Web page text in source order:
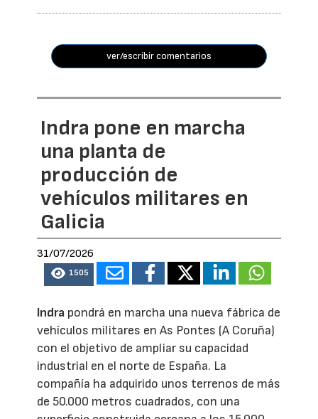
ver/escribir comentarios
Indra pone en marcha
una planta de
producción de
vehículos militares en
Galicia
31/07/2026
1505
Indra pondrá en marcha una nueva fábrica de
vehículos militares en As Pontes (A Coruña)
con el objetivo de ampliar su capacidad
industrial en el norte de España. La
compañía ha adquirido unos terrenos de más
de 50.000 metros cuadrados, con una